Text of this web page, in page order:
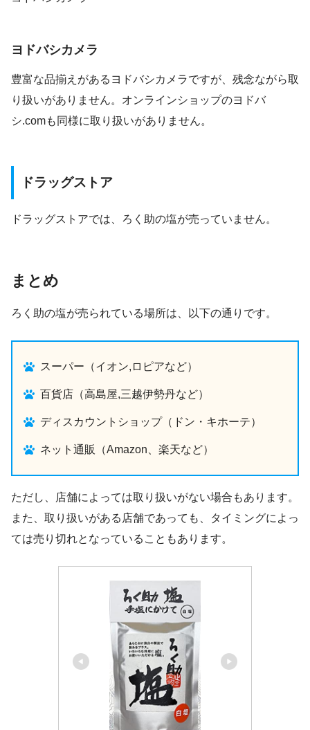
ヨドバシカメラ
豊富な品揃えがあるヨドバシカメラですが、残念ながら取
り扱いがありません。オンラインショップのヨドバ
シ.comも同様に取り扱いがありません。
ドラッグストア
ドラッグストアでは、ろく助の塩が売っていません。
まとめ
ろく助の塩が売られている場所は、以下の通りです。
スーパー（イオン,ロピアなど）
百貨店（高島屋,三越伊勢丹など）
ディスカウントショップ（ドン・キホーテ）
ネット通販（Amazon、楽天など）
ただし、店舗によっては取り扱いがない場合もあります。
また、取り扱いがある店舗であっても、タイミングによっ
ては売り切れとなっていることもあります。